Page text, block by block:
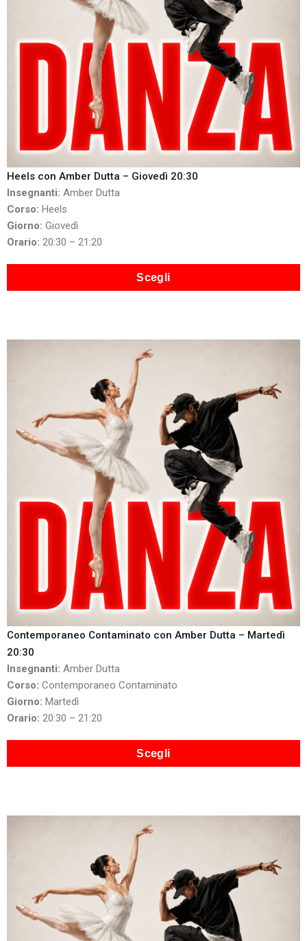
Heels con Amber Dutta – Giovedì 20:30
Insegnanti: Amber Dutta
Corso: Heels
Giorno: Giovedì
Orario: 20:30 – 21:20
Scegli
Contemporaneo Contaminato con Amber Dutta – Martedì
20:30
Insegnanti: Amber Dutta
Corso: Contemporaneo Contaminato
Giorno: Martedì
Orario: 20:30 – 21:20
Scegli